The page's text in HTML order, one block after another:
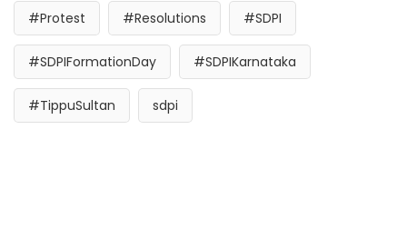
#Protest #Resolutions #SDPI
#SDPIFormationDay #SDPIKarnataka
#TippuSultan sdpi